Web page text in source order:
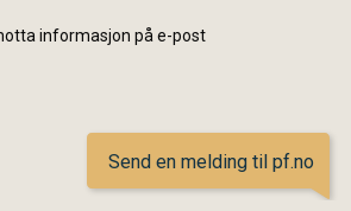
informasjon på e-post
Send en melding til pf.no